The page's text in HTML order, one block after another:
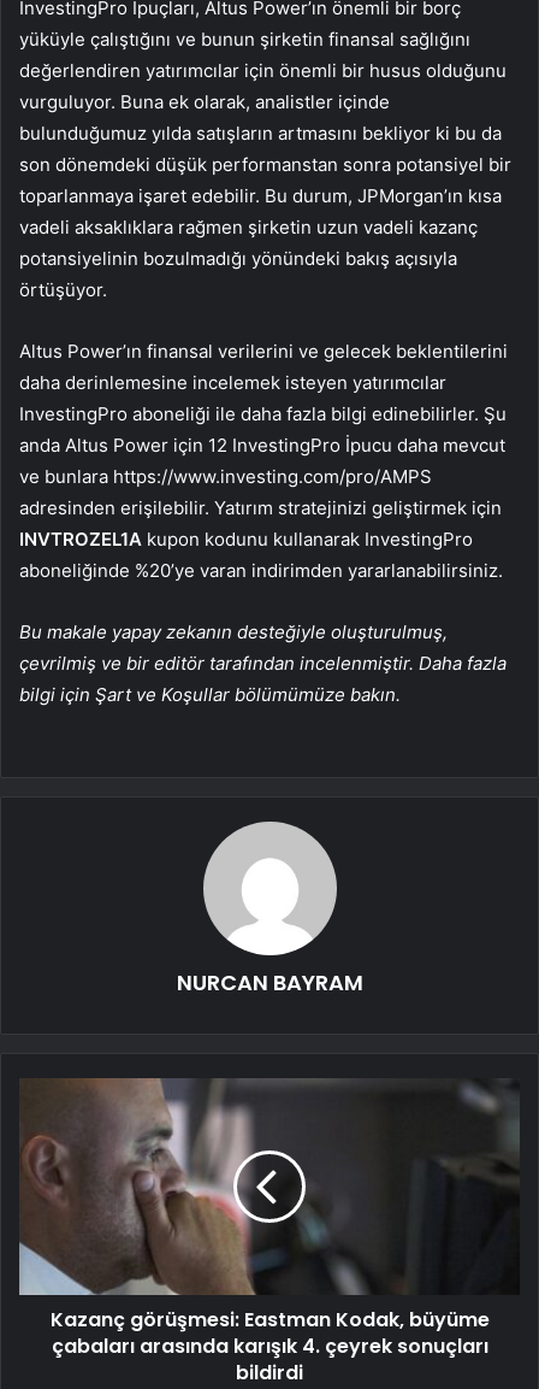
InvestingPro İpuçları, Altus Power’ın önemli bir borç
yüküyle çalıştığını ve bunun şirketin finansal sağlığını
değerlendiren yatırımcılar için önemli bir husus olduğunu
vurguluyor. Buna ek olarak, analistler içinde
bulunduğumuz yılda satışların artmasını bekliyor ki bu da
son dönemdeki düşük performanstan sonra potansiyel bir
toparlanmaya işaret edebilir. Bu durum, JPMorgan’ın kısa
vadeli aksaklıklara rağmen şirketin uzun vadeli kazanç
potansiyelinin bozulmadığı yönündeki bakış açısıyla
örtüşüyor.
Altus Power’ın finansal verilerini ve gelecek beklentilerini
daha derinlemesine incelemek isteyen yatırımcılar
InvestingPro aboneliği ile daha fazla bilgi edinebilirler. Şu
anda Altus Power için 12 InvestingPro İpucu daha mevcut
ve bunlara https://www.investing.com/pro/AMPS
adresinden erişilebilir. Yatırım stratejinizi geliştirmek için
INVTROZEL1A kupon kodunu kullanarak InvestingPro
aboneliğinde %20’ye varan indirimden yararlanabilirsiniz.
Bu makale yapay zekanın desteğiyle oluşturulmuş,
çevrilmiş ve bir editör tarafından incelenmiştir. Daha fazla
bilgi için Şart ve Koşullar bölümümüze bakın.
NURCAN BAYRAM
Kazanç görüşmesi: Eastman Kodak, büyüme
çabaları arasında karışık 4. çeyrek sonuçları
bildirdi